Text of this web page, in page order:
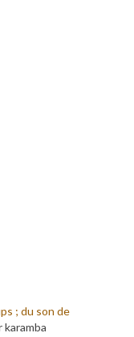
; du son de
karamba